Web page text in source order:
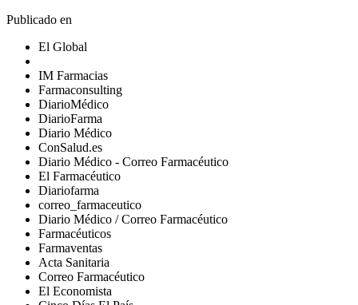
Publicado en
El Global
IM Farmacias
Farmaconsulting
DiarioMédico
DiarioFarma
Diario Médico
ConSalud.es
Diario Médico - Correo Farmacéutico
El Farmacéutico
Diariofarma
correo_farmaceutico
Diario Médico / Correo Farmacéutico
Farmacéuticos
Farmaventas
Acta Sanitaria
Correo Farmacéutico
El Economista